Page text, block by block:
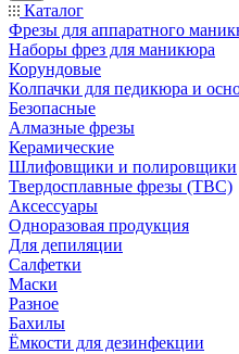
Каталог
Фрезы для аппаратного
Наборы фрез для маникюра
Корундовые
Колпачки для педикюра и
Безопасные
Алмазные фрезы
Керамические
Шлифовщики и полировщики
Твердосплавные фрезы (ТВС)
Аксессуары
Одноразовая продукция
Для депиляции
Салфетки
Маски
Разное
Бахилы
Ёмкости для дезинфекции